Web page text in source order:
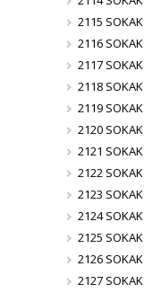
2115 SOKAK
2116 SOKAK
2117 SOKAK
2118 SOKAK
2119 SOKAK
2120 SOKAK
2121 SOKAK
2122 SOKAK
2123 SOKAK
2124 SOKAK
2125 SOKAK
2126 SOKAK
2127 SOKAK